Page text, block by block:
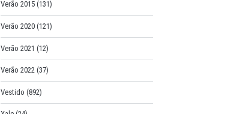
Verão 2015 (131)
Verão 2020 (121)
Verão 2021 (12)
Verão 2022 (37)
Vestido (892)